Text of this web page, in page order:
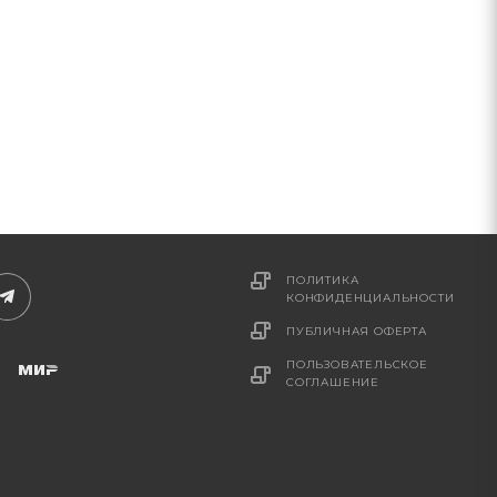
ПОЛИТИКА
КОНФИДЕНЦИАЛЬНОСТИ
ПУБЛИЧНАЯ ОФЕРТА
ПОЛЬЗОВАТЕЛЬСКОЕ
СОГЛАШЕНИЕ